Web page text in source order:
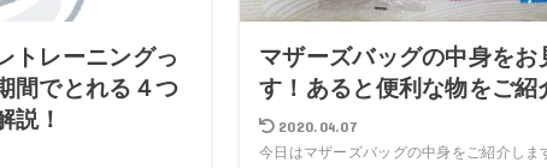
トレーニングっ
間でとれる４つ
説！
マザーズバッグの中身をお
す！あると便利な物をご紹
2020.04.07
今日はマザーズバッグの中身をご紹介しま